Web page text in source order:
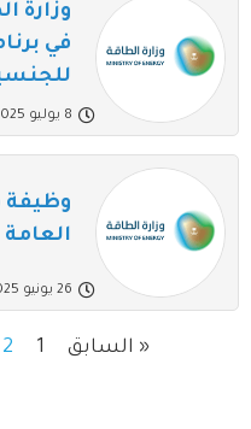
وزارة
في
8 يوليو 2025
وظيفة
26 يونيو 2025
« السابق 1
2